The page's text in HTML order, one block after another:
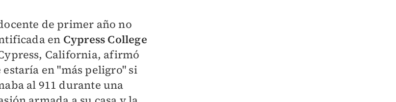
de primer año no
en Cypress College
California, afirmó
estaría en "más peligro" si
al 911 durante una